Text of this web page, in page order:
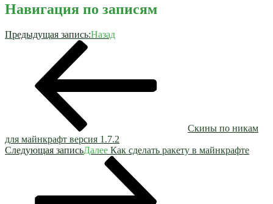
Навигация по записям
Предыдущая запись:Назад
Скины по никам
для майнкрафт версия 1.7.2
Следующая записьДалее Как сделать ракету в майнкрафте